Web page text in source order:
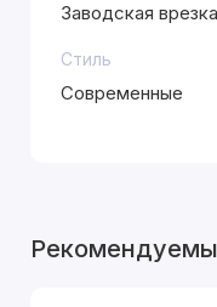
Заводская
Стиль
Современные